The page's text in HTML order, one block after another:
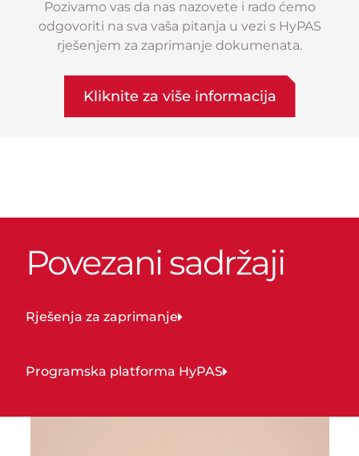
Pozivamo vas da nas nazovete i rado ćemo
odgovoriti na sva vaša pitanja u vezi s HyPAS
rješenjem za zaprimanje dokumenata.
Kliknite za više informacija
Povezani sadržaji
Rješenja za zaprimanje
Programska platforma HyPAS